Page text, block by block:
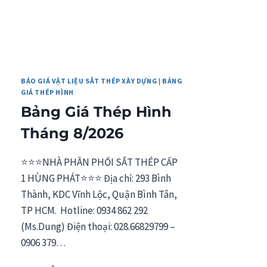
BÁO GIÁ VẬT LIỆU SẮT THÉP XÂY DỰNG | BẢNG
GIÁ THÉP HÌNH
Bảng Giá Thép Hình
Tháng 8/2026
⭐⭐⭐NHÀ PHÂN PHỐI SẮT THÉP CẤP
1 HÙNG PHÁT⭐⭐⭐ Địa chỉ: 293 Bình
Thành, KDC Vĩnh Lộc, Quận Bình Tân,
TP HCM. Hotline: 0934 862 292
(Ms.Dung) Điện thoại: 028.66829799 –
0906 379…